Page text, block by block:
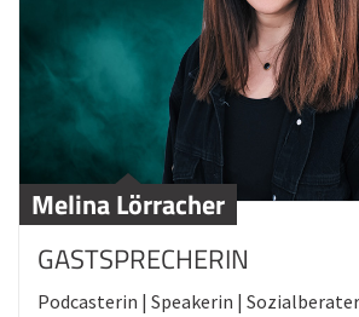
Melina Lörracher
GASTSPRECHERIN
Podcasterin | Speakerin |